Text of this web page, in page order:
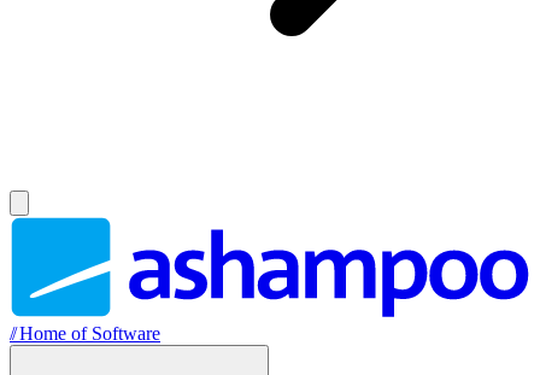
//Home of Software